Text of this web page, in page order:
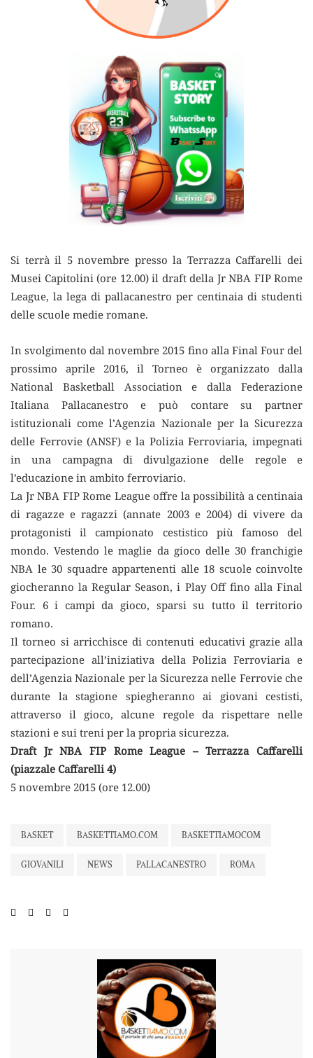
Si terrà il 5 novembre presso la Terrazza Caffarelli dei
Musei Capitolini (ore 12.00) il draft della Jr NBA FIP Rome
League, la lega di pallacanestro per centinaia di studenti
delle scuole medie romane.
In svolgimento dal novembre 2015 fino alla Final Four del
prossimo aprile 2016, il Torneo è organizzato dalla
National Basketball Association e dalla Federazione
Italiana Pallacanestro e può contare su partner
istituzionali come l’Agenzia Nazionale per la Sicurezza
delle Ferrovie (ANSF) e la Polizia Ferroviaria, impegnati
in una campagna di divulgazione delle regole e
l’educazione in ambito ferroviario.
La Jr NBA FIP Rome League offre la possibilità a centinaia
di ragazze e ragazzi (annate 2003 e 2004) di vivere da
protagonisti il campionato cestistico più famoso del
mondo. Vestendo le maglie da gioco delle 30 franchigie
NBA le 30 squadre appartenenti alle 18 scuole coinvolte
giocheranno la Regular Season, i Play Off fino alla Final
Four. 6 i campi da gioco, sparsi su tutto il territorio
romano.
Il torneo si arricchisce di contenuti educativi grazie alla
partecipazione all’iniziativa della Polizia Ferroviaria e
dell’Agenzia Nazionale per la Sicurezza nelle Ferrovie che
durante la stagione spiegheranno ai giovani cestisti,
attraverso il gioco, alcune regole da rispettare nelle
stazioni e sui treni per la propria sicurezza.
Draft Jr NBA FIP Rome League – Terrazza Caffarelli
(piazzale Caffarelli 4)
5 novembre 2015 (ore 12.00)
BASKET BASKETTIAMO.COM BASKETTIAMOCOM
GIOVANILI NEWS PALLACANESTRO ROMA